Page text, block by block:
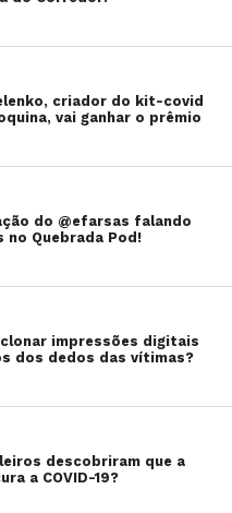
criador do kit-covid
vai ganhar o prêmio
do @efarsas falando
no Quebrada Pod!
impressões digitais
dos dedos das vítimas?
descobriram que a
a COVID-19?